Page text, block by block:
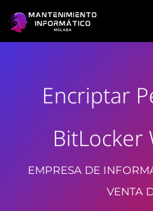
Encriptar
BitLocker
EMPRESA DE
VENTA